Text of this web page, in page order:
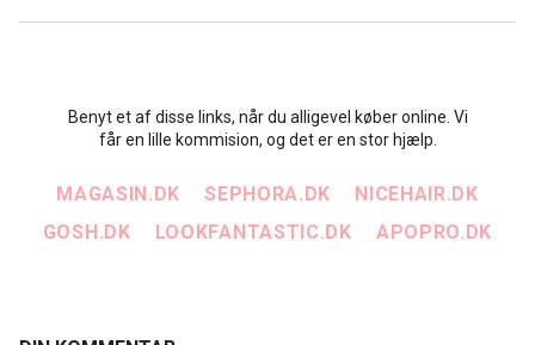
Benyt et af disse links, når du alligevel køber online. Vi
får en lille kommision, og det er en stor hjælp.
MAGASIN.DK SEPHORA.DK
NICEHAIR.DK
GOSH.DK
LOOKFANTASTIC.DK APOPRO.DK